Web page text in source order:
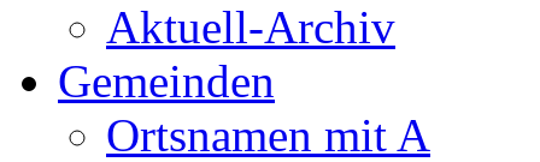
Aktuell-Archiv
Gemeinden
Ortsnamen mit A